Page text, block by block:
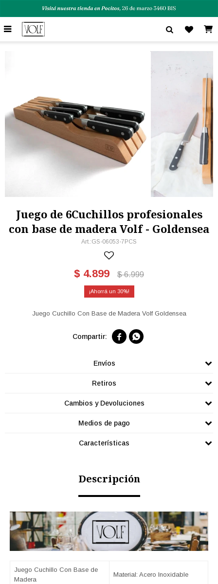

Juego de 6Cuchillos profesionales
con base de madera Volf - Goldensea
GS-06053-7PCS
$ 4.899 $ 6.999
30
Juego Cuchillo Con Base de Madera Volf Goldensea
 
Envíos
Retiros
Cambios y Devoluciones
Medios de pago
Características
Descripción
Juego Cuchillo Con Base de
Madera
Material: Acero Inoxidable